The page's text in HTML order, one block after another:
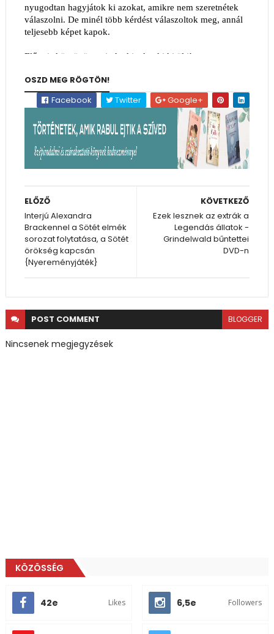
OSZD MEG RÖGTÖN!
Facebook
Twitter Google+
KÖVETKEZŐ
Ezek lesznek az extrák a
Legendás állatok -
Grindelwald bűntettei
DVD-n
ELŐZŐ
Interjú Alexandra
Brackennel a Sötét elmék
sorozat folytatása, a Sötét
örökség kapcsán
{Nyereményjáték}
POST COMMENT BLOGGER
Nincsenek megjegyzések
KÖZÖSSÉG
42e Likes 6,5e Followers